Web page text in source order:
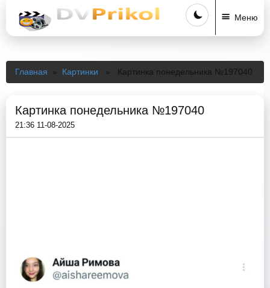
Меню
Главная » Картинки » Картинка понедельника №197040
Картинка понедельника №197040
21:36 11-08-2025